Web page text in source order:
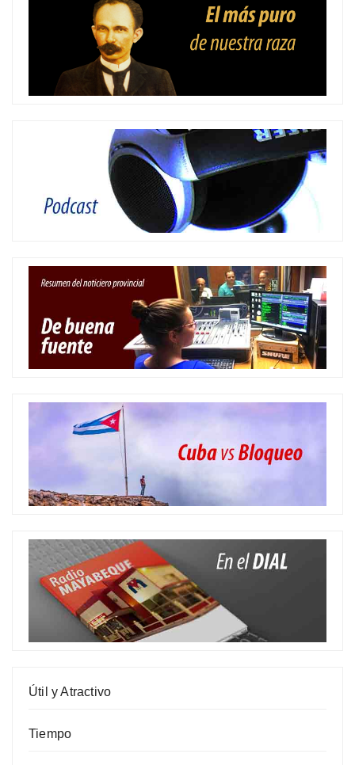
Útil y Atractivo
Tiempo